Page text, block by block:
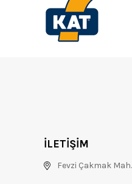
İLETİŞİM
Fevzi Çakmak